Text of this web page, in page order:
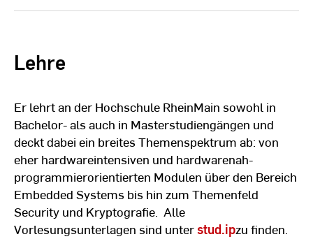
Lehre
Er lehrt an der Hochschule RheinMain sowohl in
Bachelor- als auch in Masterstudiengängen und
deckt dabei ein breites Themenspektrum ab: von
eher hardwareintensiven und hardwarenah-
programmierorientierten Modulen über den Bereich
Embedded Systems bis hin zum Themenfeld
Security und Kryptografie. Alle
Vorlesungsunterlagen sind unterstud.ipzu finden.